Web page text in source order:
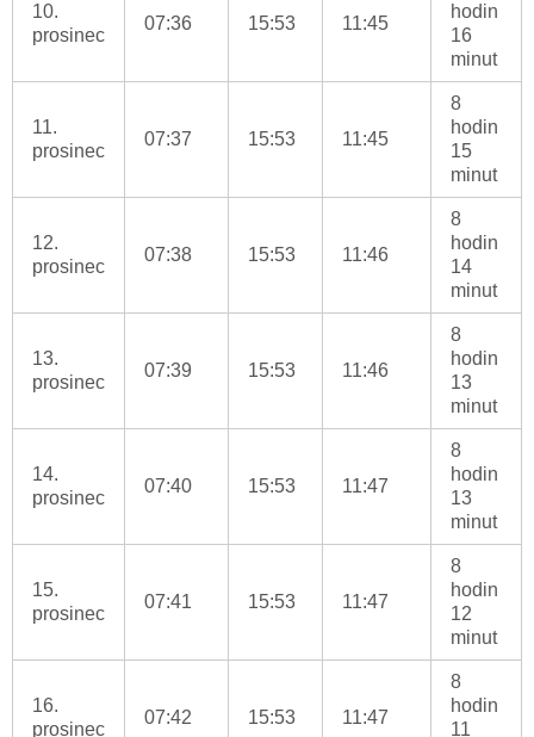
10.
prosinec
07:36 15:53 11:45
hodin
16
minut
11.
prosinec
07:37 15:53 11:45
8
hodin
15
minut
12.
prosinec
07:38 15:53 11:46
8
hodin
14
minut
13.
prosinec
07:39 15:53 11:46
8
hodin
13
minut
14.
prosinec
07:40 15:53 11:47
8
hodin
13
minut
15.
prosinec
07:41 15:53 11:47
8
hodin
12
minut
16.
prosinec
07:42 15:53 11:47
8
hodin
11